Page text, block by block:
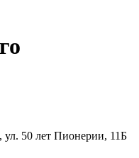
50 лет Пионерии, 11Б